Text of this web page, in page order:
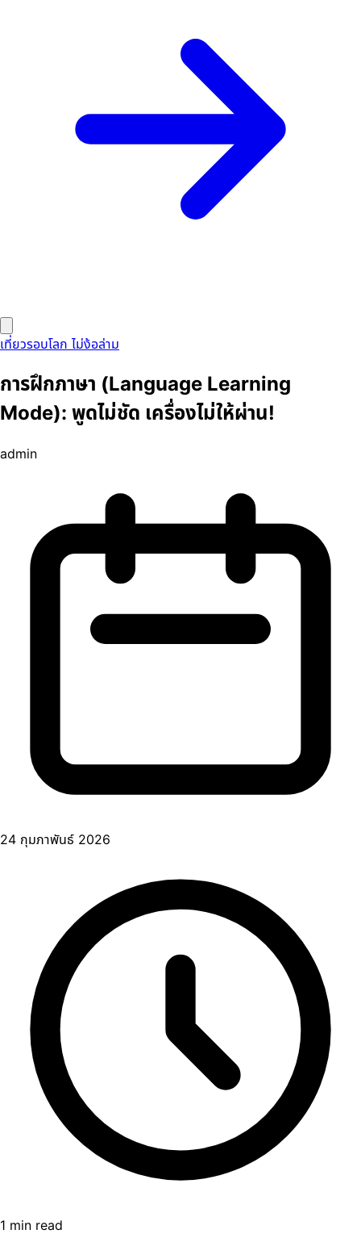
เที่ยวรอบโลก ไม่ง้อล่าม
การฝึกภาษา (Language Learning
Mode): พูดไม่ชัด เครื่องไม่ให้ผ่าน!
admin
24 กุมภาพันธ์ 2026
1 min read